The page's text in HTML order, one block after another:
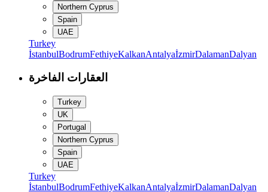
Northern Cyprus
Spain
UAE
Turkey
İstanbulBodrumFethiyeKalkanAntalyaİzmirDalamanDalyan
العقارات الفاخرة
Turkey
UK
Portugal
Northern Cyprus
Spain
UAE
Turkey
İstanbulBodrumFethiyeKalkanAntalyaİzmirDalamanDalyan